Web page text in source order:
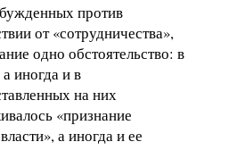
против
от «сотрудничества»,
одно обстоятельство: в
иногда и в
на них
«признание
а иногда и ее